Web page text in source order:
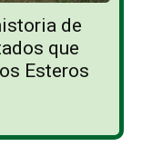
de
que
Esteros